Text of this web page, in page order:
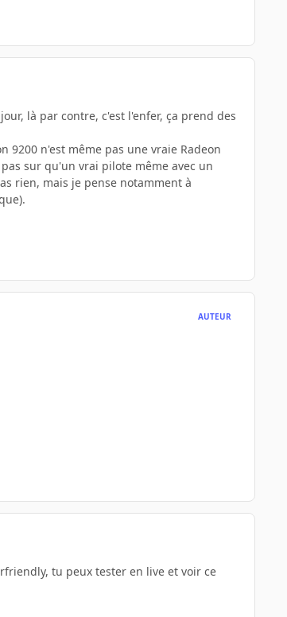
là par contre, c'est l'enfer, ça prend des
9200 n'est même pas une vraie Radeon
sur qu'un vrai pilote même avec un
rien, mais je pense notamment à
AUTEUR
tu peux tester en live et voir ce